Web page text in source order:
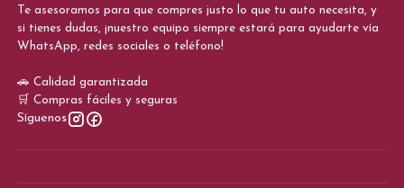
Te asesoramos para que compres justo lo que tu auto necesita, y
si tienes dudas, ¡nuestro equipo siempre estará para ayudarte vía
WhatsApp, redes sociales o teléfono!
🚗 Calidad garantizada
🛒 Compras fáciles y seguras
Síguenos